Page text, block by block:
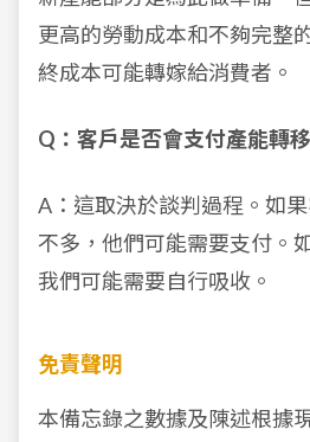
更高的勞動成本和不夠完整
終成本可能轉嫁給消費者。
Q：客戶是否會支付產能轉
A：這取決於談判過程。如
不多，他們可能需要支付。
我們可能需要自行吸收。
免責聲明
本備忘錄之數據及陳述根據